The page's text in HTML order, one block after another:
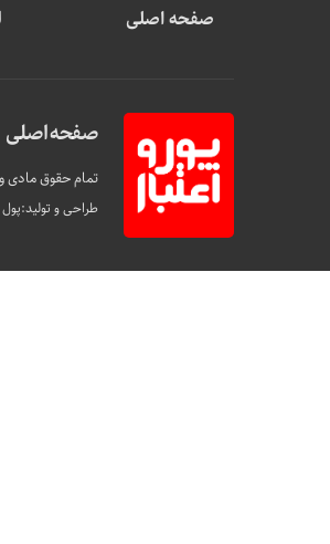
صفحه اصلی
صفحه اصلی
تمام حقوق مادی
طراحی و تولید:پول